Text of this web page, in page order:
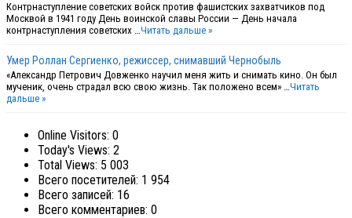
Контрнаступление советских войск против фашистских захватчиков под
Москвой в 1941 году День воинской славы России — День начала
контрнаступления советских …Читать дальше »
Умер Роллан Сергиенко, режиссер, снимавший Чернобыль
«Александр Петрович Довженко научил меня жить и снимать кино. Он был
мученик, очень страдал всю свою жизнь. Так положено всем» …Читать
дальше »
Online Visitors: 0
Today's Views: 2
Total Views: 5 003
Всего посетителей: 1 954
Всего записей: 16
Всего комментариев: 0